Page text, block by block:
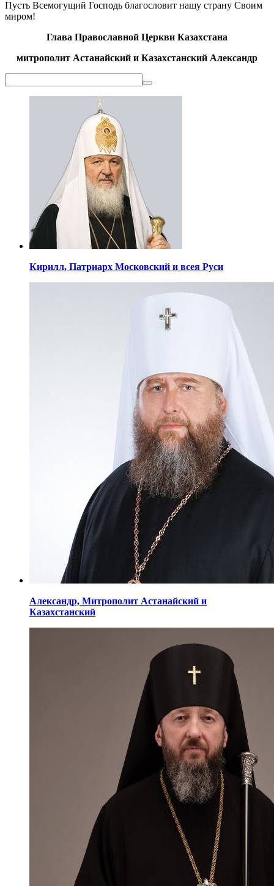
Пусть Всемогущий Господь благословит нашу страну Своим
миром!
Глава Православной Церкви Казахстана
митрополит Астанайский и Казахстанский Александр
Кирилл, Патриарх Московский и всея Руси
Александр, Митрополит Астанайский и
Казахстанский